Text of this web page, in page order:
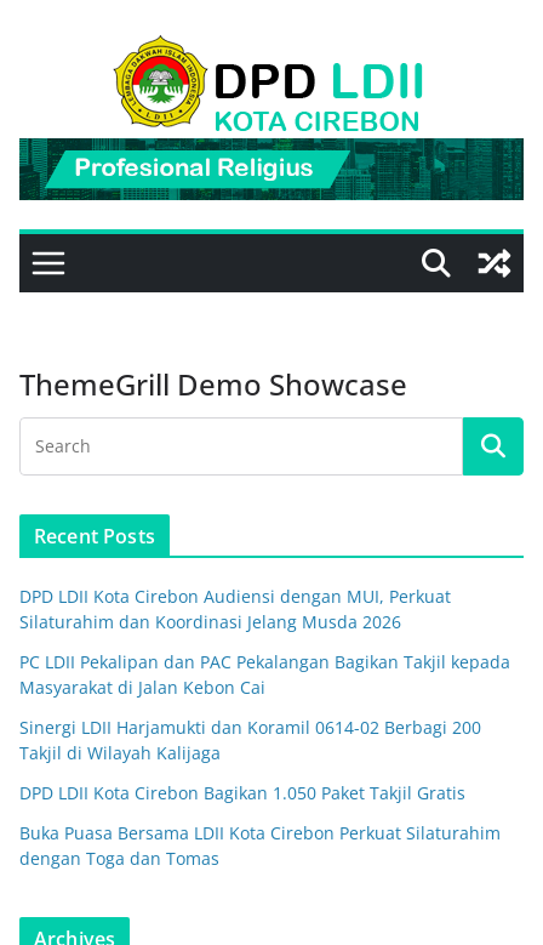
ThemeGrill Demo Showcase
Recent Posts
DPD LDII Kota Cirebon Audiensi dengan MUI, Perkuat
Silaturahim dan Koordinasi Jelang Musda 2026
PC LDII Pekalipan dan PAC Pekalangan Bagikan Takjil kepada
Masyarakat di Jalan Kebon Cai
Sinergi LDII Harjamukti dan Koramil 0614-02 Berbagi 200
Takjil di Wilayah Kalijaga
DPD LDII Kota Cirebon Bagikan 1.050 Paket Takjil Gratis
Buka Puasa Bersama LDII Kota Cirebon Perkuat Silaturahim
dengan Toga dan Tomas
Archives